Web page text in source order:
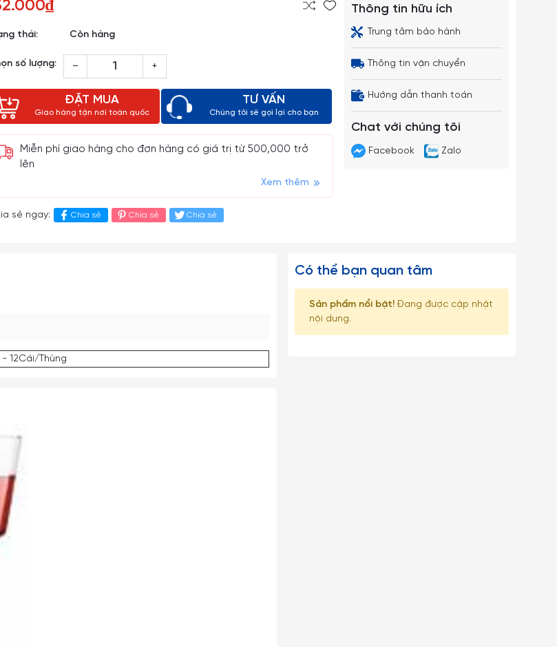
thái: Còn hàng
số lượng: – +
ĐẶT MUA
Giao hàng tận nơi toàn quốc
TƯ VẤN
Chúng tôi sẽ gọi lại cho bạn
Miễn phí giao hàng cho đơn hàng có giá trị từ 500,000 trở
lên
Xem thêm
sẻ ngay: Chia sẻ Chia sẻ Chia sẻ
Thông tin hữu ích
Trung tâm bảo hành
Thông tin vận chuyển
Hướng dẫn thanh toán
Chat với chúng tôi
Facebook Zalo
12Cái/Thùng
Có thể bạn quan tâm
Sản phẩm nổi bật!Đang được cập nhật
nội dung.